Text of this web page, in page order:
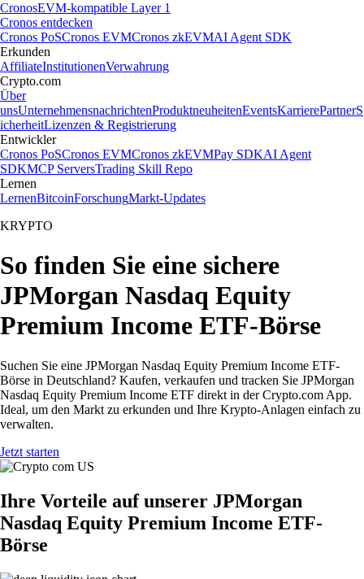
CronosEVM-kompatible Layer 1
Cronos entdecken
Cronos PoSCronos EVMCronos zkEVMAI Agent SDK
Erkunden
AffiliateInstitutionenVerwahrung
Crypto.com
Über
unsUnternehmensnachrichtenProduktneuheitenEventsKarrierePartnerS
icherheitLizenzen & Registrierung
Entwickler
Cronos PoSCronos EVMCronos zkEVMPay SDKAI Agent
SDKMCP ServersTrading Skill Repo
Lernen
LernenBitcoinForschungMarkt-Updates
KRYPTO
So finden Sie eine sichere
JPMorgan Nasdaq Equity
Premium Income ETF-Börse
Suchen Sie eine JPMorgan Nasdaq Equity Premium Income ETF-
Börse in Deutschland? Kaufen, verkaufen und tracken Sie JPMorgan
Nasdaq Equity Premium Income ETF direkt in der Crypto.com App.
Ideal, um den Markt zu erkunden und Ihre Krypto-Anlagen einfach zu
verwalten.
Jetzt starten
Ihre Vorteile auf unserer JPMorgan
Nasdaq Equity Premium Income ETF-
Börse